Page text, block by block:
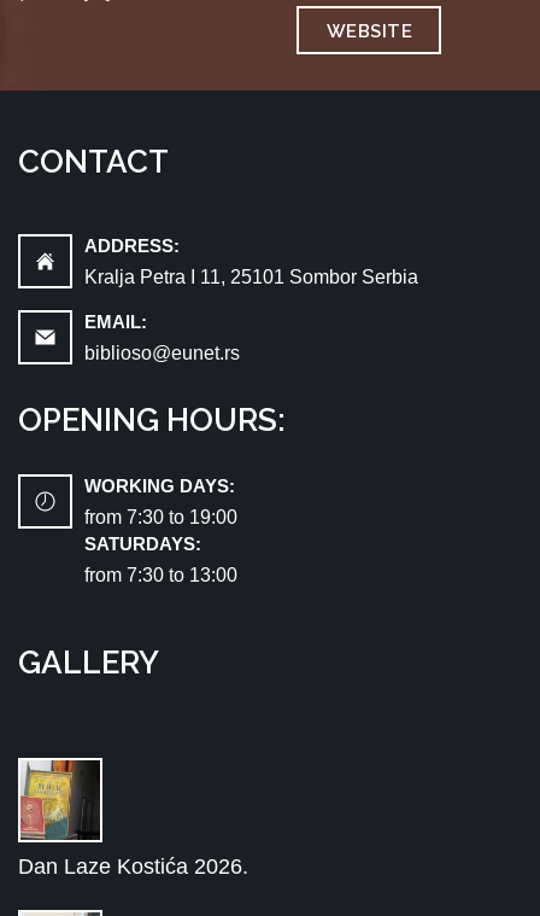
WEBSITE
CONTACT
ADDRESS:
Kralja Petra I 11, 25101 Sombor Serbia
EMAIL:
biblioso@eunet.rs
OPENING HOURS:
WORKING DAYS:
from 7:30 tо 19:00
SATURDAYS:
from 7:30 tо 13:00
GALLERY
Dan Laze Kostića 2026.